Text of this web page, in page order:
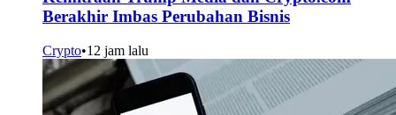
Berakhir Imbas Perubahan Bisnis
Crypto•12 jam lalu